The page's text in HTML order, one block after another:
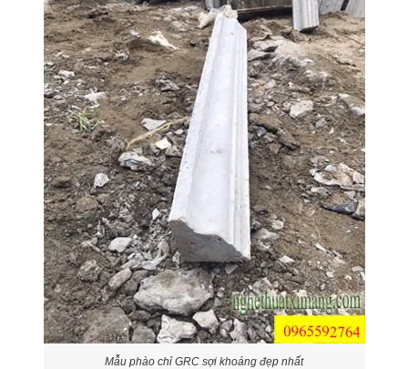
Mẫu phào chỉ GRC sợi khoáng đẹp nhất